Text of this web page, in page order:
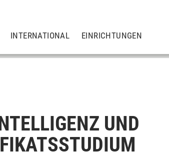
INTERNATIONAL EINRICHTUNGEN
UND